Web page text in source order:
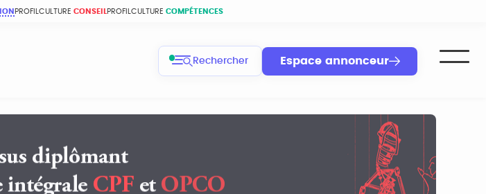
PROFILCULTURE CONSEIL PROFILCULTURE COMPÉTENCES
Rechercher Espace annonceur